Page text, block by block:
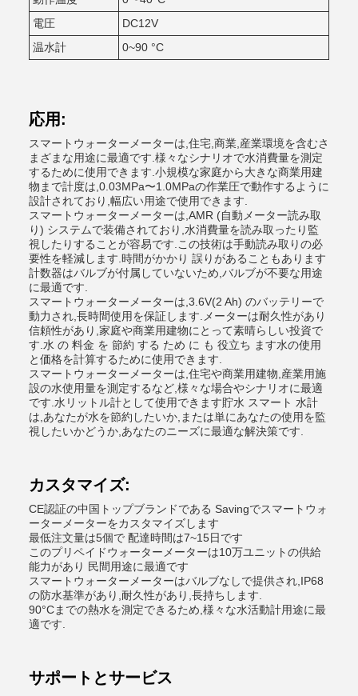
電圧
DC12V
温水計
0~90 °C
応用:
スマートウォーターメーターは,住宅,商業,産業環境を含むさ
まざまな用途に最適です.様々なシナリオで水消費量を測定
するために使用できます.小規模な家庭から大きな商業用建
物まで計度は,0.03MPa〜1.0MPaの作業圧で動作するように
設計されており,幅広い用途で使用できます.
スマートウォーターメーターは,AMR (自動メーター読み取
り) システムで装備されており,水消費量を読み取ったり監
視したりすることが容易です.この技術は手動読み取りの必
要性を軽減します.時間がかかり 誤りがあることもあります
計数器はバルブが付属していないため,バルブが不要な用途
に最適です.
スマートウォーターメーターは,3.6V(2 Ah) のバッテリーで
動力され,長時間使用を保証します.メーターは耐久性があり
信頼性があり,家庭や商業用建物にとって素晴らしい投資で
す.水 の 料金 を 節約 する ため に も 役立ち ます水の使用
と価格を計算するために使用できます.
スマートウォーターメーターは,住宅や商業用建物,産業用施
設の水使用量を測定するなど,様々な場合やシナリオに最適
です.水リットル計として使用できます貯水 スマート 水計
は,あなたが水を節約したいか,または単にあなたの使用を監
視したいかどうか,あなたのニーズに最適な解決策です.
カスタマイズ:
CE認証の中国トップブランドである Savingでスマートウォ
ーターメーターをカスタマイズします
最低注文量は5個で 配達時間は7~15日です
このプリペイドウォーターメーターは10万ユニットの供給
能力があり 民間用途に最適です
スマートウォーターメーターはバルブなしで提供され,IP68
の防水基準があり,耐久性があり,長持ちします.
90°Cまでの熱水を測定できるため,様々な水活動計用途に最
適です.
サポートとサービス